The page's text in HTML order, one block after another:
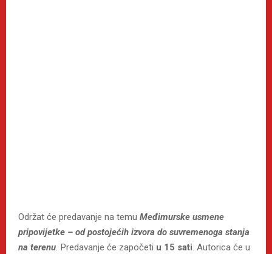
Održat će predavanje na temu Međimurske usmene
pripovijetke – od postojećih izvora do suvremenoga stanja
na terenu. Predavanje će započeti u 15 sati. Autorica će u